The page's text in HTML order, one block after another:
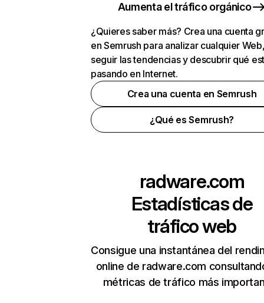
Aumenta el tráfico orgánico
¿Quieres saber más? Crea una cuenta
en Semrush para analizar cualquier
seguir las tendencias y descubrir qué
pasando en Internet.
Crea una cuenta en Semrush
¿Qué es Semrush?
radware.com
Estadísticas de
tráfico web
Consigue una instantánea del
online de radware.com
métricas de tráfico más